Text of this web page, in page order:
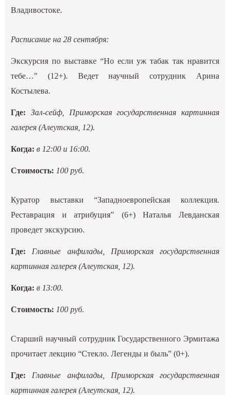
Разделы
Вся лента
Вся лентаТеги
Владивостоке.
Расписание на 28 сентября:
Экскурсия по выставке “Но если уж табак так нравится
тебе…” (12+). Ведет научный сотрудник Арина
Костылева.
Где:
Зал-сейф, Приморская государственная картинная
галерея (Алеутская, 12).
Когда: в 12:00 и 16:00.
Стоимость: 100 руб.
Куратор выставки “Западноевропейская коллекция.
Реставрация и атрибуция” (6+) Наталья Левданская
проведет экскурсию.
Где:
Главные анфилады, Приморская государственная
картинная галерея (Алеутская, 12).
Когда: в 13:00.
Стоимость: 100 руб.
Старший научный сотрудник Государственного Эрмитажа
прочитает лекцию “Стекло. Легенды и быль” (0+).
Где:
Главные анфилады, Приморская государственная
картинная галерея (Алеутская, 12).